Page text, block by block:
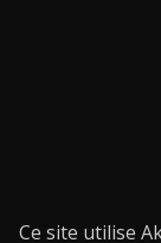
Ce site utilise